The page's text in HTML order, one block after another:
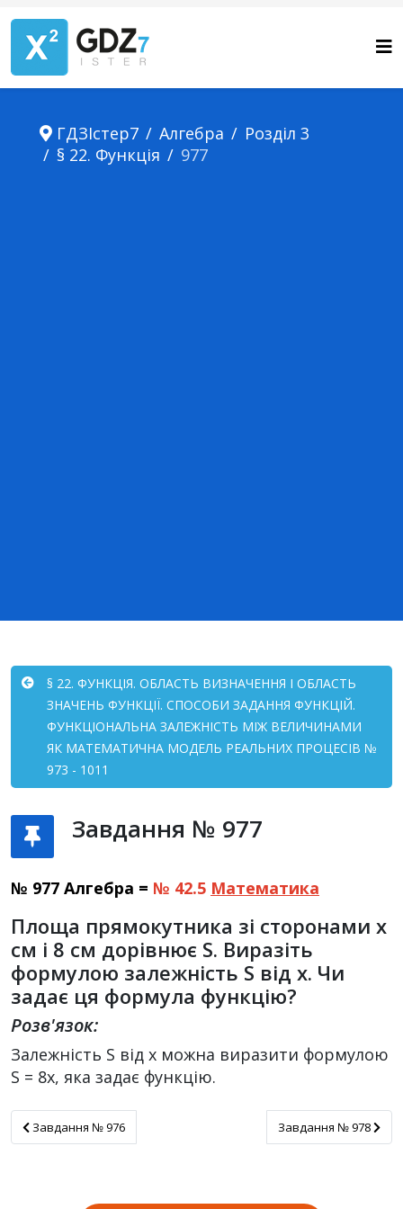
ГДЗІстер7 Алгебра
Розділ 3
§ 22. Функція
977
§ 22. ФУНКЦІЯ. ОБЛАСТЬ ВИЗНАЧЕННЯ І ОБЛАСТЬ
ЗНАЧЕНЬ ФУНКЦІЇ. СПОСОБИ ЗАДАННЯ ФУНКЦІЙ.
ФУНКЦІОНАЛЬНА ЗАЛЕЖНІСТЬ МІЖ ВЕЛИЧИНАМИ
ЯК МАТЕМАТИЧНА МОДЕЛЬ РЕАЛЬНИХ ПРОЦЕСІВ №
973 - 1011
Завдання № 977
№ 977 Алгебра = № 42.5 Математика
Площа прямокутника зі сторонами x
см і 8 см дорівнює S. Виразіть
формулою залежність S від x. Чи
задає ця формула функцію?
Розв'язок:
Залежність S від x можна виразити формулою
S = 8x, яка задає функцію.
Завдання № 976
Завдання № 976 Завдання № 978
Завдання № 978